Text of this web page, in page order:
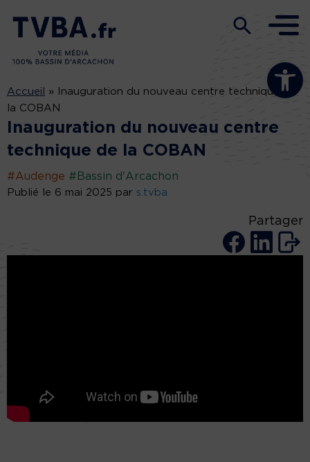
Ouvrir la
Accueil »
Inauguration du nouveau centre technique de
la COBAN
Inauguration du nouveau centre
technique de la COBAN
#Audenge #Bassin d'Arcachon
Publié le 6 mai 2025 par s.tvba
Partager